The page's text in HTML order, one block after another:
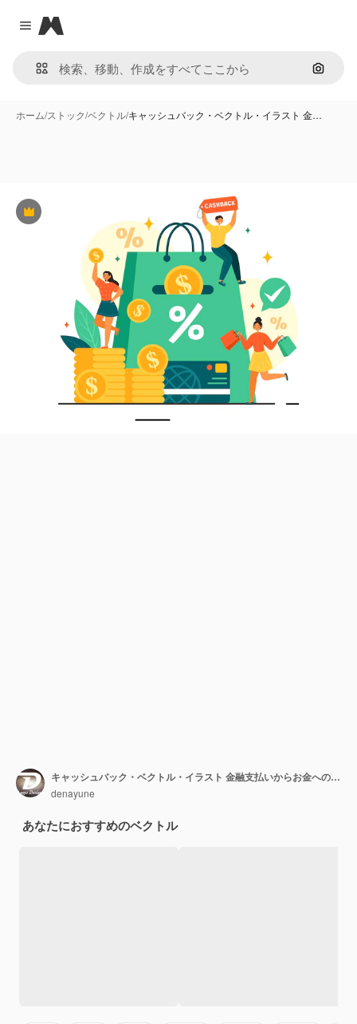
Close menu
Magnific
画像で
ホーム/ストック/ベクトル/キャッシュバック・ベクトル・イラスト 金…
Premium
キャッシュバック・ベクトル・イラスト 金融支払いからお金へのキャッシュバック・サービスの買い手のための平らな漫画スタイルの背景
denayune
あなたにおすすめのベクトル